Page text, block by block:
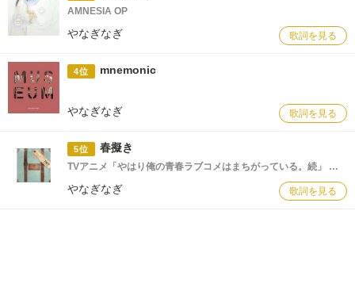
AMNESIA OP
やなぎなぎ 歌詞を見る
4位 mnemonic
やなぎなぎ 歌詞を見る
5位 春擬き
TVアニメ「やはり俺の青春ラブコメはまちがっている。続」 オープニングテーマ
やなぎなぎ 歌詞を見る